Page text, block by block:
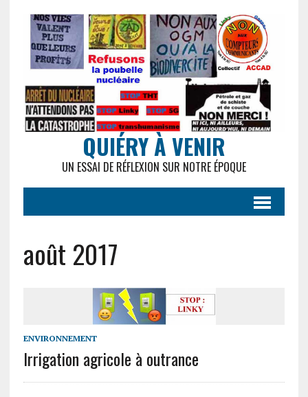
QUIÉRY À VENIR
UN ESSAI DE RÉFLEXION SUR NOTRE ÉPOQUE
août 2017
ENVIRONNEMENT
Irrigation agricole à outrance